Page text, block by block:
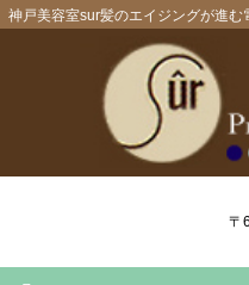
神戸美容室sur髪のエイジングが進む
〒